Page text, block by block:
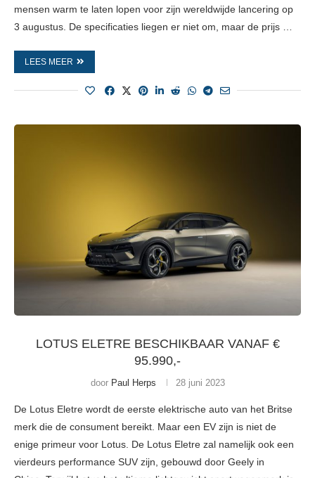
mensen warm te laten lopen voor zijn wereldwijde lancering op
3 augustus. De specificaties liegen er niet om, maar de prijs …
LEES MEER
LOTUS ELETRE BESCHIKBAAR VANAF €
95.990,-
door Paul Herps 28 juni 2023
De Lotus Eletre wordt de eerste elektrische auto van het Britse
merk die de consument bereikt. Maar een EV zijn is niet de
enige primeur voor Lotus. De Lotus Eletre zal namelijk ook een
vierdeurs performance SUV zijn, gebouwd door Geely in